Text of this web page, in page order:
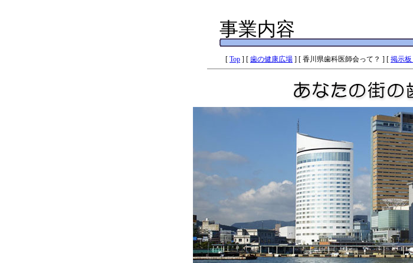
事業内容
[ Top ] [ 歯の健康広場 ] [ 香川県歯科医師会って？ ] [ 掲示板